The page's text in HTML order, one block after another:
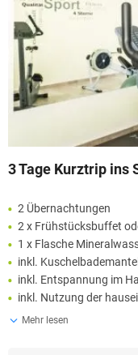
3 Tage Kurztrip ins
2 Übernachtungen
2 x Frühstücksbuffet
1 x Flasche
inkl.
inkl. Entspannung im
inkl. Nutzung der
Mehr lesen